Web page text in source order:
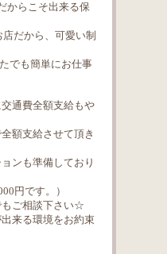
からこそ出来る保
だから、可愛い制
でも簡単にお仕事
通費全額支給もや
額支給させて頂き
ンも準備しており
円です。）
もご相談下さい☆
来る環境をお約束